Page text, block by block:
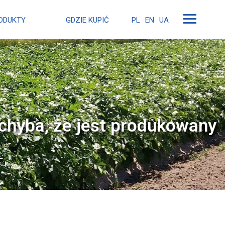
GDZIE KUPIĆ PL EN UA
że jest produkowany